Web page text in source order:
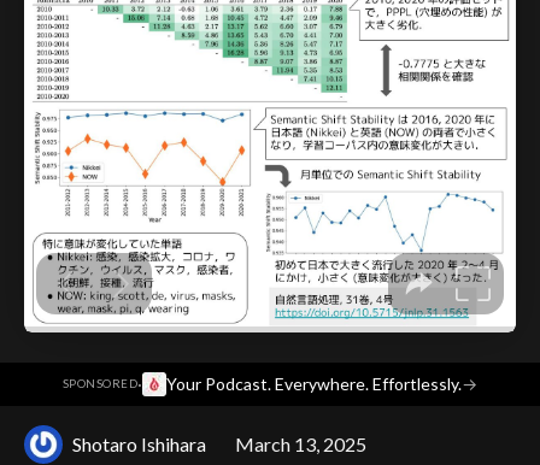
SPONSORED· Your Podcast. Everywhere. Effortlessly.→
Shotaro Ishihara March 13, 2025